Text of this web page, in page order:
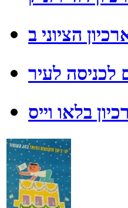
לכניסה לעיר
בלאו וייס